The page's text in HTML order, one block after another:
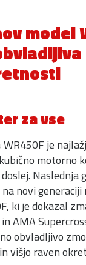
model
za vse
je
motorno
Naslednja
novi generaciji
ki je dokazal
AMA
obvladljivo
višjo raven